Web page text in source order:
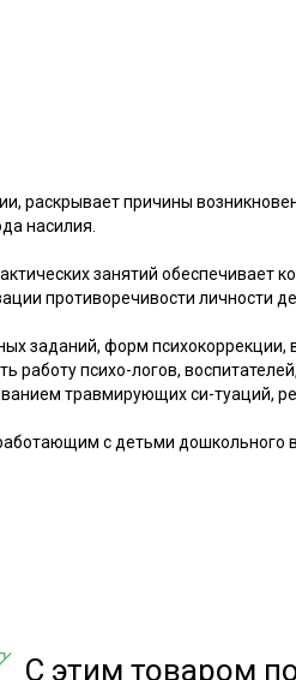
раскрывает причины
насилия.
занятий обеспечивает
противоречивости личности
заданий, форм психокоррекции,
работу психо-логов,
травмирующих си-туаций,
с детьми дошкольного
С этим товаром